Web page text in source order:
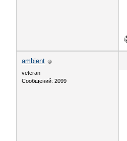
аmbient
veteran
Сообщений: 2099